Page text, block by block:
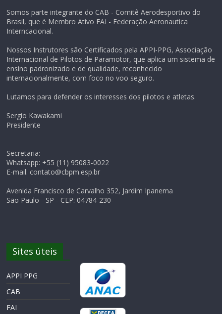
Somos parte integrante do CAB - Comitê Aerodesportivo do
Brasil, que é Membro Ativo FAI - Federação Aeronautica
Interncacional.
Nossos Instrutores são Certificados pela APPI-PPG, Associação
Internacional de Pilotos de Paramotor, que aplica um sistema de
ensino padronizado e de qualidade, reconhecido
internacionalmente, com foco no voo seguro.
Lutamos para defender os interesses dos pilotos e atletas.
Sergio Kawakami
Presidente
Secretaria:
Whatsapp: +55 (11) 95083-0022
E-mail: contato@cbpm.esp.br
Avenida Francisco de Carvalho 352, Jardim Ipanema
São Paulo - SP - CEP: 04784-230
Sites úteis
APPI PPG
CAB
FAI